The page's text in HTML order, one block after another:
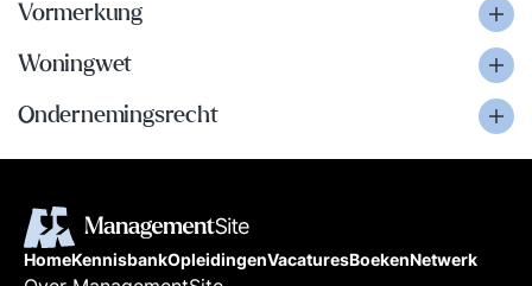
Vormerkung
Woningwet
Ondernemingsrecht
HomeKennisbankOpleidingenVacaturesBoekenNetwerk